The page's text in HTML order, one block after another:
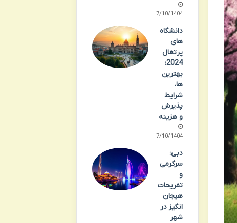
07/10/1404
دانشگاه
های
پرتغال
2024:
بهترین
ها،
شرایط
پذیرش
و هزینه
07/10/1404
دبی:
سرگرمی
و
تفریحات
هیجان
انگیز در
شهر